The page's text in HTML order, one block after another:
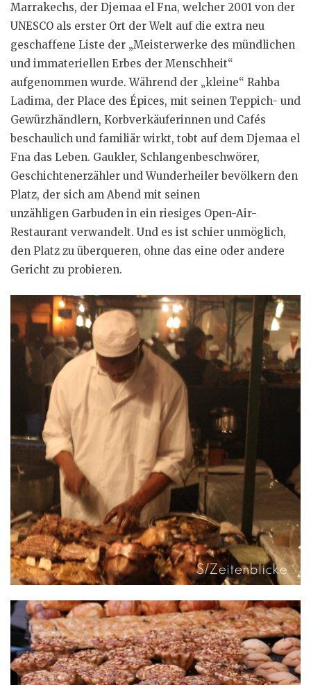
Marrakechs, der Djemaa el Fna, welcher 2001 von der
UNESCO als erster Ort der Welt auf die extra neu
geschaffene Liste der „Meisterwerke des mündlichen
und immateriellen Erbes der Menschheit“
aufgenommen wurde. Während der „kleine“ Rahba
Ladima, der Place des Épices, mit seinen Teppich- und
Gewürzhändlern, Korbverkäuferinnen und Cafés
beschaulich und familiär wirkt, tobt auf dem Djemaa el
Fna das Leben. Gaukler, Schlangenbeschwörer,
Geschichtenerzähler und Wunderheiler bevölkern den
Platz, der sich am Abend mit seinen
unzähligen Garbuden in ein riesiges Open-Air-
Restaurant verwandelt. Und es ist schier unmöglich,
den Platz zu überqueren, ohne das eine oder andere
Gericht zu probieren.